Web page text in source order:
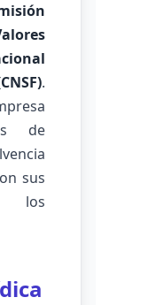
.
de
sus
los